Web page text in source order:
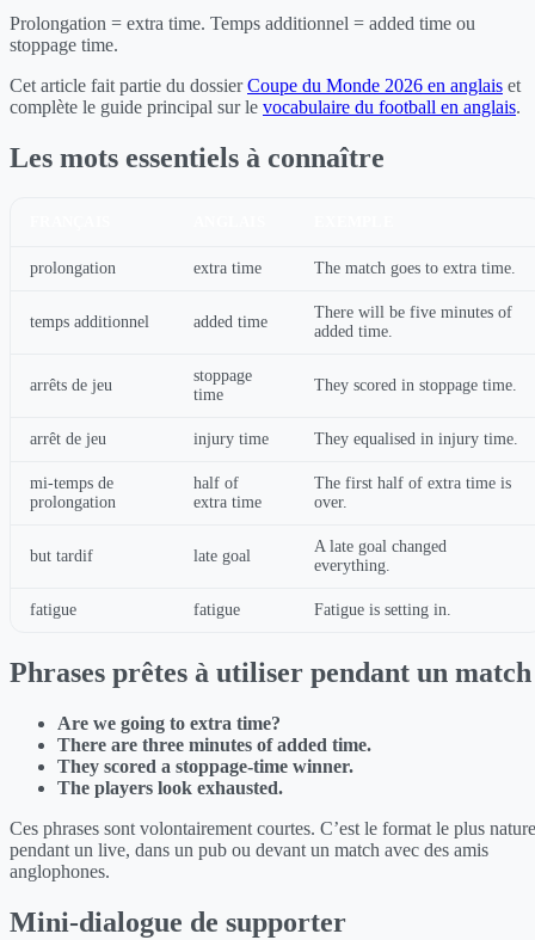
Prolongation = extra time. Temps additionnel = added time ou
stoppage time.
Cet article fait partie du dossierCoupe du Monde 2026 en anglais et
complète le guide principal sur le vocabulaire du football en anglais.
Les mots essentiels à connaître
prolongation extra time The match goes to extra time.
temps additionnel added time
There will be five minutes of
added time.
arrêts de jeu
stoppage
time
They scored in stoppage time.
arrêt de jeu injury time They equalised in injury time.
mi-temps de
prolongation
half of
extra time
The first half of extra time is
over.
but tardif late goal
A late goal changed
everything.
fatigue fatigue Fatigue is setting in.
Phrases prêtes à utiliser pendant un match
Are we going to extra time?
There are three minutes of added time.
They scored a stoppage-time winner.
The players look exhausted.
Ces phrases sont volontairement courtes. C’est le format le plus
pendant un live, dans un pub ou devant un match avec des amis
anglophones.
Mini-dialogue de supporter